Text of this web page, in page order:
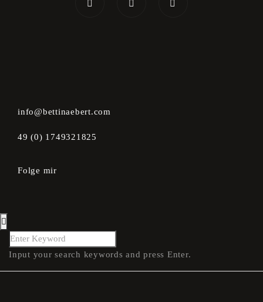
info@bettinaebert.com
49 (0) 1749321825
Folge mir
Input your search keywords and press Enter.